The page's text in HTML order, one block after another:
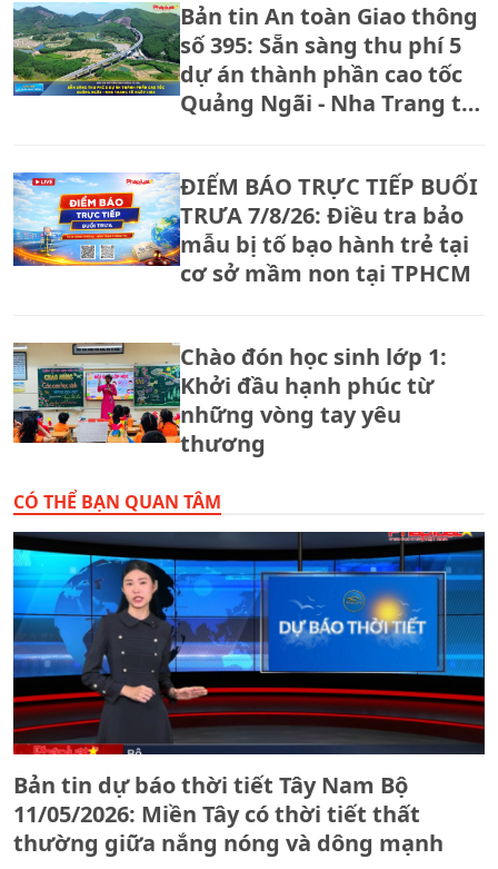
Bản tin An toàn Giao thông
số 395: Sẵn sàng thu phí 5
dự án thành phần cao tốc
Quảng Ngãi - Nha Trang từ
ĐIỂM BÁO TRỰC TIẾP BUỔI
TRƯA 7/8/26: Điều tra bảo
mẫu bị tố bạo hành trẻ tại
cơ sở mầm non tại TPHCM
Chào đón học sinh lớp 1:
Khởi đầu hạnh phúc từ
những vòng tay yêu
thương
CÓ THỂ BẠN QUAN TÂM
Bản tin dự báo thời tiết Tây Nam Bộ
11/05/2026: Miền Tây có thời tiết thất
thường giữa nắng nóng và dông mạnh